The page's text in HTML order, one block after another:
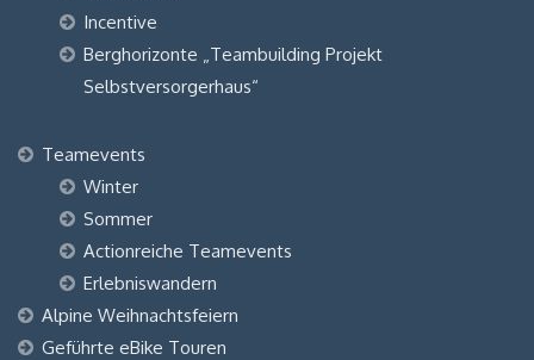
Incentive
Berghorizonte „Teambuilding Projekt
Selbstversorgerhaus“
Teamevents
Winter
Sommer
Actionreiche Teamevents
Erlebniswandern
Alpine Weihnachtsfeiern
Geführte eBike Touren